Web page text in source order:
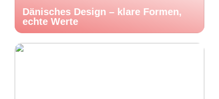
Dänisches Design – klare Formen,
echte Werte